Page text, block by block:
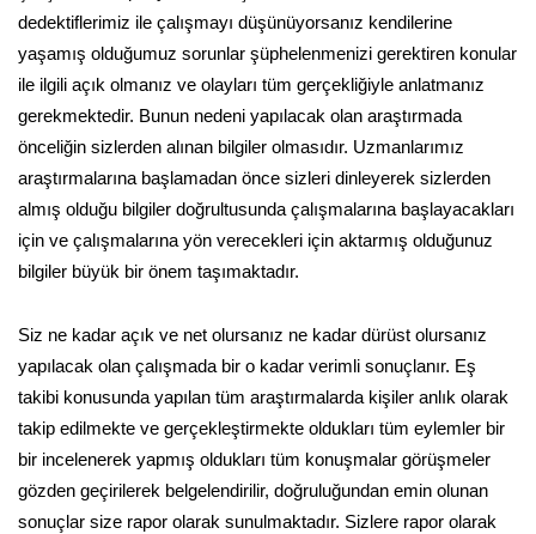
dedektiflerimiz ile çalışmayı düşünüyorsanız kendilerine
yaşamış olduğumuz sorunlar şüphelenmenizi gerektiren konular
ile ilgili açık olmanız ve olayları tüm gerçekliğiyle anlatmanız
gerekmektedir. Bunun nedeni yapılacak olan araştırmada
önceliğin sizlerden alınan bilgiler olmasıdır. Uzmanlarımız
araştırmalarına başlamadan önce sizleri dinleyerek sizlerden
almış olduğu bilgiler doğrultusunda çalışmalarına başlayacakları
için ve çalışmalarına yön verecekleri için aktarmış olduğunuz
bilgiler büyük bir önem taşımaktadır.
Siz ne kadar açık ve net olursanız ne kadar dürüst olursanız
yapılacak olan çalışmada bir o kadar verimli sonuçlanır. Eş
takibi konusunda yapılan tüm araştırmalarda kişiler anlık olarak
takip edilmekte ve gerçekleştirmekte oldukları tüm eylemler bir
bir incelenerek yapmış oldukları tüm konuşmalar görüşmeler
gözden geçirilerek belgelendirilir, doğruluğundan emin olunan
sonuçlar size rapor olarak sunulmaktadır. Sizlere rapor olarak